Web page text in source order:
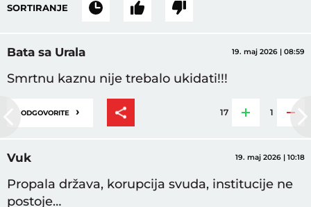
SORTIRANJE
Bata sa Urala 19. maj 2026 | 08:59
Smrtnu kaznu nije trebalo ukidati!!!
ODGOVORITE › 17 1
Vuk 19. maj 2026 | 10:18
Propala država, korupcija svuda, institucije ne
postoje…